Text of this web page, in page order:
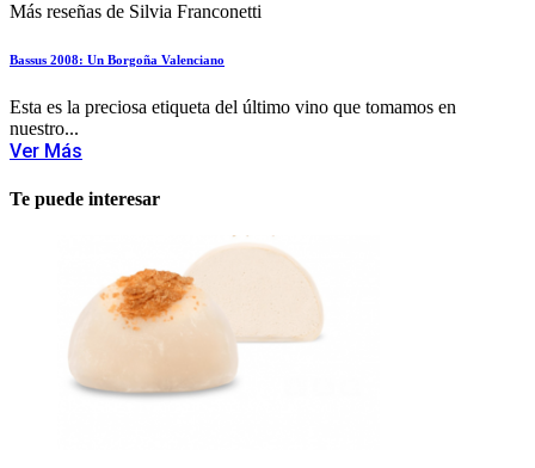
Más reseñas de Silvia Franconetti
Bassus 2008: Un Borgoña Valenciano
Esta es la preciosa etiqueta del último vino que tomamos en
nuestro...
Ver Más
Te puede interesar